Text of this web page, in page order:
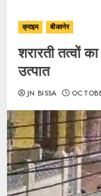
क्राइम बीकानेर
शरारती तत्वों
उत्पात
JN BISSA